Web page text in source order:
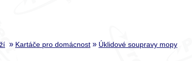
» Kartáče pro domácnost » Úklidové soupravy mopy